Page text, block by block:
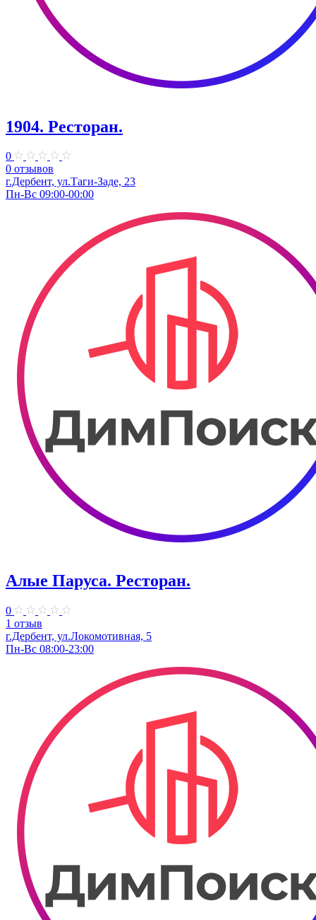
1904. ​Ресторан.
0
0 отзывов
г.Дербент, ​ул.​Таги-Заде, 23
Пн-Вс 09:00-00:00
Алые Паруса. Ресторан.
0
1 отзыв
г.Дербент, ​ул.Локомотивная, 5
Пн-Вс 08:00-23:00